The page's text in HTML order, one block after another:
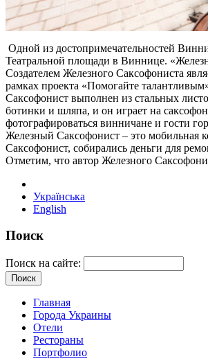
Одной из достопримечательностей
Театральной площади в Виннице.
Создателем Железного Саксофониста
рамках проекта «Помогайте
Саксофонист выполнен из стальных
ботинки и шляпа, и он играет на
фотографироваться винничане и гости
Железный Саксофонист – это мобильная
Саксофонист, собирались деньги для
Отметим, что автор Железного
Українська
English
Поиск
Поиск на сайте:
Главная
Города Украины
Отели
Рестораны
Портфолио